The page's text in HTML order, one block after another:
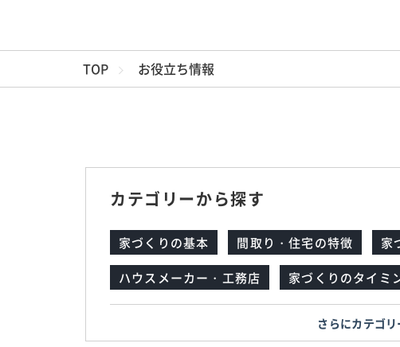
TOP お役立ち情報
カテゴリーから探す
家づくりの基本 間取り・住宅の特徴 家
ハウスメーカー・工務店 家づくりのタイミ
さらにカテゴ